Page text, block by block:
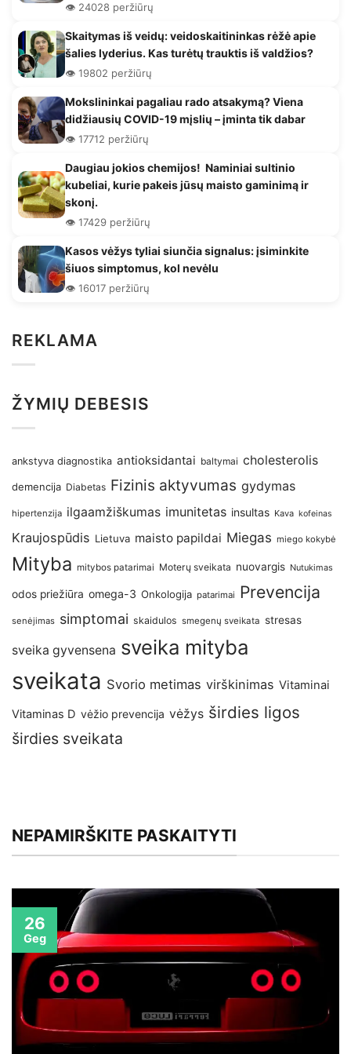
👁️ 24028 peržiūrų
Skaitymas iš veidų: veidoskaitininkas rėžė apie
šalies lyderius. Kas turėtų trauktis iš valdžios?
👁️ 19802 peržiūrų
Mokslininkai pagaliau rado atsakymą? Viena
didžiausių COVID-19 mįslių – įminta tik dabar
👁️ 17712 peržiūrų
Daugiau jokios chemijos! Naminiai sultinio
kubeliai, kurie pakeis jūsų maisto gaminimą ir
skonį.
👁️ 17429 peržiūrų
Kasos vėžys tyliai siunčia signalus: įsiminkite
šiuos simptomus, kol nevėlu
👁️ 16017 peržiūrų
REKLAMA
ŽYMIŲ DEBESIS
ankstyva diagnostika antioksidantai baltymai cholesterolis
demencija Diabetas Fizinis aktyvumas gydymas
hipertenzija ilgaamžiškumas imunitetas insultas Kava kofeinas
Kraujospūdis Lietuva maisto papildai Miegas miego kokybė
Mityba mitybos patarimai Moterų sveikata nuovargis Nutukimas
odos priežiūra omega-3 Onkologija patarimai Prevencija
senėjimas simptomai skaidulos smegenų sveikata stresas
sveika gyvensena sveika mityba
sveikata Svorio metimas virškinimas Vitaminai
Vitaminas D vėžio prevencija vėžys širdies ligos
širdies sveikata
NEPAMIRŠKITE PASKAITYTI
26
Geg